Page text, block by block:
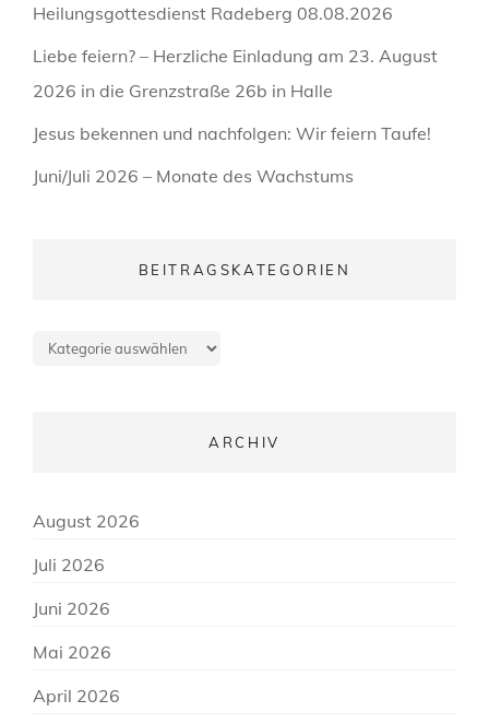
Heilungsgottesdienst Radeberg 08.08.2026
Liebe feiern? – Herzliche Einladung am 23. August
2026 in die Grenzstraße 26b in Halle
Jesus bekennen und nachfolgen: Wir feiern Taufe!
Juni/Juli 2026 – Monate des Wachstums
BEITRAGSKATEGORIEN
Beitragskategorien
ARCHIV
August 2026
Juli 2026
Juni 2026
Mai 2026
April 2026